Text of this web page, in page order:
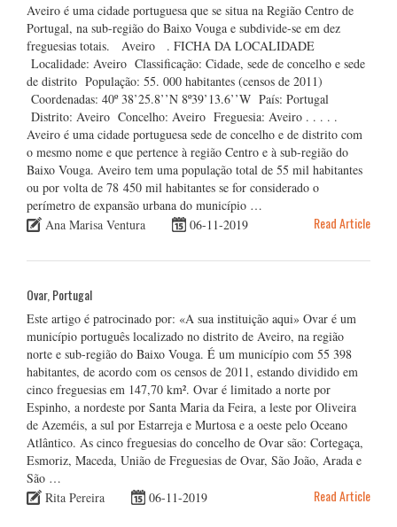
Aveiro é uma cidade portuguesa que se situa na Região Centro de
Portugal, na sub-região do Baixo Vouga e subdivide-se em dez
freguesias totais. Aveiro . FICHA DA LOCALIDADE
Localidade: Aveiro Classificação: Cidade, sede de concelho e sede
de distrito População: 55. 000 habitantes (censos de 2011)
Coordenadas: 40º 38’25.8’’N 8º39’13.6’’W País: Portugal
Distrito: Aveiro Concelho: Aveiro Freguesia: Aveiro . . . . .
Aveiro é uma cidade portuguesa sede de concelho e de distrito com
o mesmo nome e que pertence à região Centro e à sub-região do
Baixo Vouga. Aveiro tem uma população total de 55 mil habitantes
ou por volta de 78 450 mil habitantes se for considerado o
perímetro de expansão urbana do município …
Ana Marisa Ventura
06-11-2019 Read Article
Ovar, Portugal
Este artigo é patrocinado por: «A sua instituição aqui» Ovar é um
município português localizado no distrito de Aveiro, na região
norte e sub-região do Baixo Vouga. É um município com 55 398
habitantes, de acordo com os censos de 2011, estando dividido em
cinco freguesias em 147,70 km². Ovar é limitado a norte por
Espinho, a nordeste por Santa Maria da Feira, a leste por Oliveira
de Azeméis, a sul por Estarreja e Murtosa e a oeste pelo Oceano
Atlântico. As cinco freguesias do concelho de Ovar são: Cortegaça,
Esmoriz, Maceda, União de Freguesias de Ovar, São João, Arada e
São …
Rita Pereira
06-11-2019 Read Article